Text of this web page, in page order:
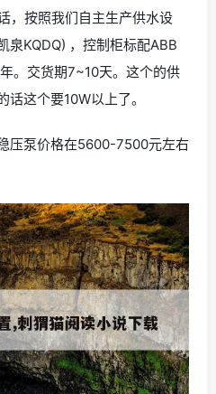
，按照我们自主生产供水设
泉KQDQ) ，控制柜标配ABB
。交货期7~10天。这个的供
这个要10W以上了。
压泵价格在5600-7500元左右